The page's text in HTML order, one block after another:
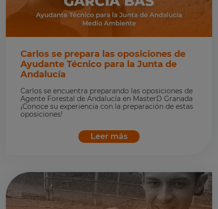
Carlos se prepara las oposiciones de
Ayudante Técnico para la Junta de
Andalucía
Carlos se encuentra preparando las oposiciones de
Agente Forestal de Andalucía en MasterD Granada
¡Conoce su experiencia con la preparación de estas
oposiciones!
Leer más